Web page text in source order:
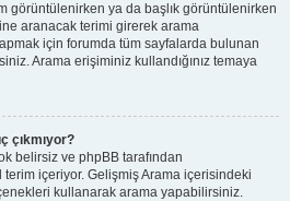
görüntülenirken ya da başlık görüntülenirken
aranacak terimi girerek arama
için forumda tüm sayfalarda bulunan
Arama erişiminiz kullandığınız temaya
çıkmıyor?
belirsiz ve phpBB tarafından
içeriyor. Gelişmiş Arama içerisindeki
kullanarak arama yapabilirsiniz.